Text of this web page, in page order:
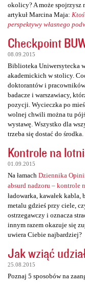
okolicy? A może spojrzysz
artykuł Marcina Maja:
perspektywy własnego
Checkpoint
08.09.2015
Biblioteka Uniwersytecka
akademickich w stolicy.
doktorantów i
badacze i warszawiacy,
pozycji. Wycieczka po
wolnej chwili można tu
wystawę. Wszystko dla
trzeba się dostać do środka.
Kontrole na
01.09.2015
Na łamach Dziennika
absurd nadzoru – kontrole
ładowarka, kawałek kabla,
metalu gdzieś przy ciele,
ostrzegawczy i oznacza
innym razem okazuje się
uwiera Ciebie najbardziej?
Jak wziąć
25.08.2015
Poznaj 5 sposobów na